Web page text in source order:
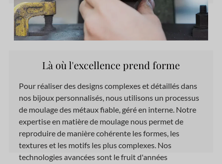
Là où l'excellence prend forme
Pour réaliser des designs complexes et détaillés dans
nos bijoux personnalisés, nous utilisons un processus
de moulage des métaux fiable, géré en interne. Notre
expertise en matière de moulage nous permet de
reproduire de manière cohérente les formes, les
textures et les motifs les plus complexes. Nos
technologies avancées sont le fruit d'années